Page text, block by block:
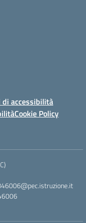
accessibilità
Cookie Policy